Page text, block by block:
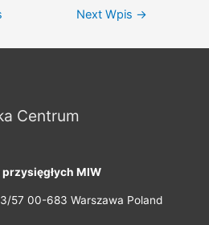
Next Wpis →
Centrum
przysięgłych MIW
57 00-683 Warszawa Poland